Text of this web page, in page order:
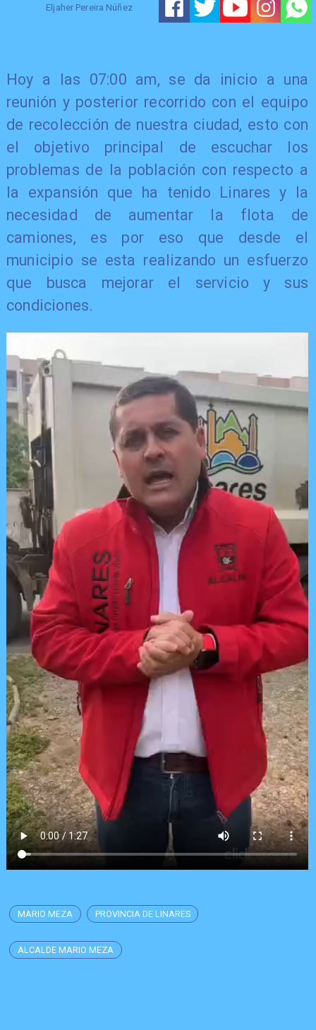
Eljaher Pereira Núñez
Hoy a las 07:00 am, se da inicio a una
reunión y posterior recorrido con el equipo
de recolección de nuestra ciudad, esto con
el objetivo principal de escuchar los
problemas de la población con respecto a
la expansión que ha tenido Linares y la
necesidad de aumentar la flota de
camiones, es por eso que desde el
municipio se esta realizando un esfuerzo
que busca mejorar el servicio y sus
condiciones.
MARIO MEZA PROVINCIA DE LINARES
ALCALDE MARIO MEZA